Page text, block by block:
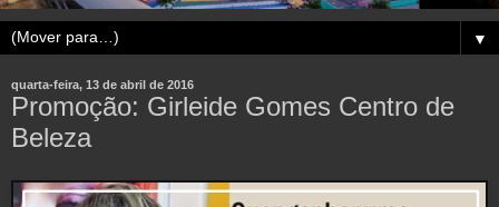
▼
quarta-feira, 13 de abril de 2016
Promoção: Girleide Gomes Centro de
Beleza